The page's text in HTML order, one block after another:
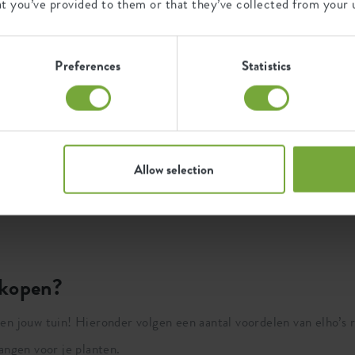
Preferences Statistics
Allow selection
jouw tuin! Hieronder volgen een aantal voordelen van
voor je planten.